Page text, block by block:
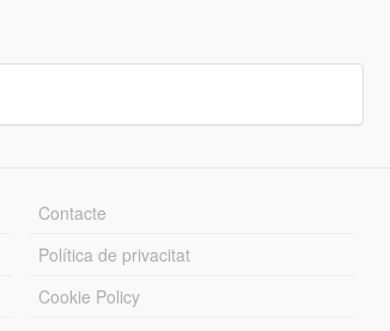
Contacte
Política de privacitat
Cookie Policy